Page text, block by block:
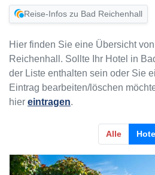
Reise-Infos zu Bad Reichenhall
Hier finden Sie eine Übersicht
Reichenhall. Sollte Ihr Hotel in
der Liste enthalten sein oder Sie
Eintrag bearbeiten/löschen
hier eintragen.
Alle